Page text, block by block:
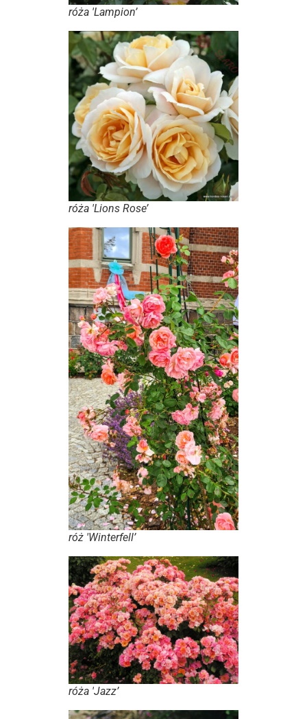
róża 'Lampion’
róża 'Lions Rose’
róż 'Winterfell’
róża 'Jazz’